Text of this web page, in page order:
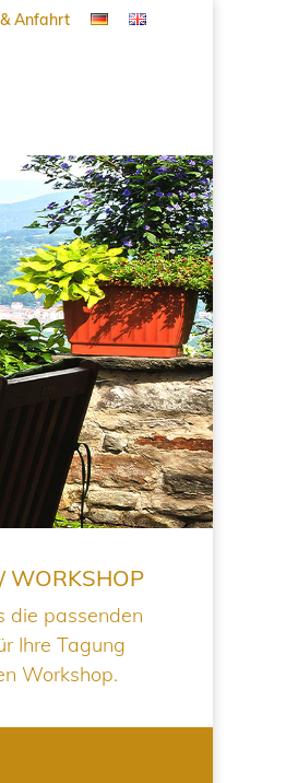
Anfahrt
WORKSHOP
die passenden
Ihre Tagung
Workshop.